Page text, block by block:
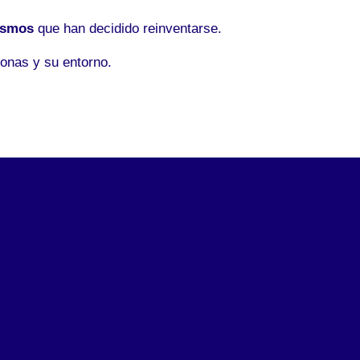
que han decidido reinventarse.
y su entorno.